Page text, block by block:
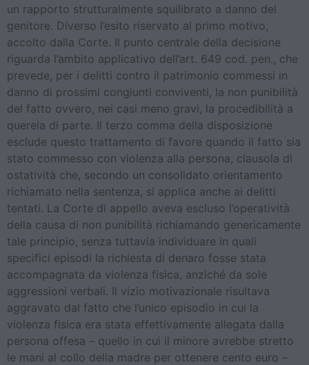
un rapporto strutturalmente squilibrato a danno del
genitore. Diverso l’esito riservato al primo motivo,
accolto dalla Corte. Il punto centrale della decisione
riguarda l’ambito applicativo dell’art. 649 cod. pen., che
prevede, per i delitti contro il patrimonio commessi in
danno di prossimi congiunti conviventi, la non punibilità
del fatto ovvero, nei casi meno gravi, la procedibilità a
querela di parte. Il terzo comma della disposizione
esclude questo trattamento di favore quando il fatto sia
stato commesso con violenza alla persona, clausola di
ostatività che, secondo un consolidato orientamento
richiamato nella sentenza, si applica anche ai delitti
tentati. La Corte di appello aveva escluso l’operatività
della causa di non punibilità richiamando genericamente
tale principio, senza tuttavia individuare in quali
specifici episodi la richiesta di denaro fosse stata
accompagnata da violenza fisica, anziché da sole
aggressioni verbali. Il vizio motivazionale risultava
aggravato dal fatto che l’unico episodio in cui la
violenza fisica era stata effettivamente allegata dalla
persona offesa – quello in cui il minore avrebbe stretto
le mani al collo della madre per ottenere cento euro –